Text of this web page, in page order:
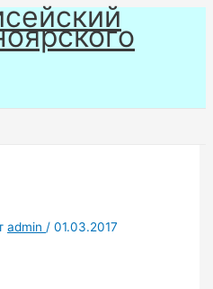
admin /01.03.2017